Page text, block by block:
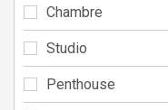
Chambre
Studio
Penthouse